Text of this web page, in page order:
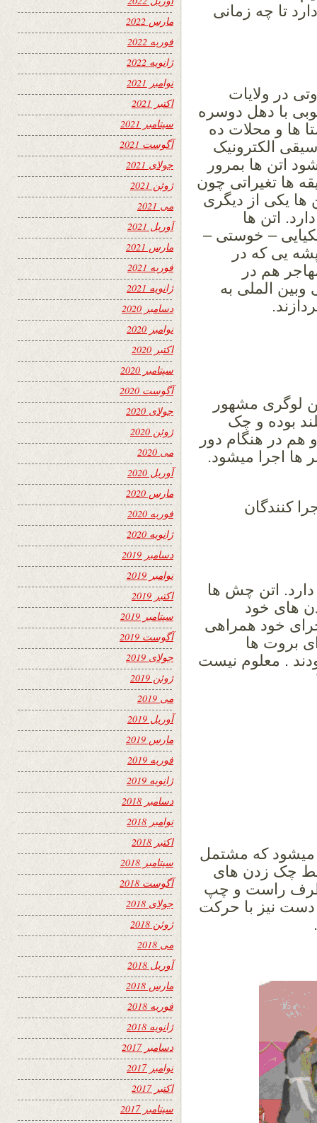
تا چه زمانی
در ولایات
با دهل دوسره
ها و محلات ده
الکترونیک
اتن ها بمرور
ها تغیراتی چون
یکی از دیگری
اتن ها
– خوستی –
یی که در
هم در
الملی به
لوگری مشهور
بوده و چک
هم در هنگام دور
ها اجرا میشود.
کنندگان
اتن چش ها
های خود
خود همراهی
بروت ها
. معلوم نیست
میشود که مشتمل
چک زدن های
بطرف راست و چپ
دست نیز با حرکت
مارس 2022
فوریه 2022
ژانویه 2022
نوامبر 2021
اکتبر 2021
سپتامبر 2021
آگوست 2021
جولای 2021
ژوئن 2021
می 2021
آوریل 2021
مارس 2021
فوریه 2021
ژانویه 2021
دسامبر 2020
نوامبر 2020
اکتبر 2020
سپتامبر 2020
آگوست 2020
جولای 2020
ژوئن 2020
می 2020
آوریل 2020
مارس 2020
فوریه 2020
ژانویه 2020
دسامبر 2019
نوامبر 2019
اکتبر 2019
سپتامبر 2019
آگوست 2019
جولای 2019
ژوئن 2019
می 2019
آوریل 2019
مارس 2019
فوریه 2019
ژانویه 2019
دسامبر 2018
نوامبر 2018
اکتبر 2018
سپتامبر 2018
آگوست 2018
جولای 2018
ژوئن 2018
می 2018
آوریل 2018
مارس 2018
فوریه 2018
ژانویه 2018
دسامبر 2017
نوامبر 2017
اکتبر 2017
سپتامبر 2017